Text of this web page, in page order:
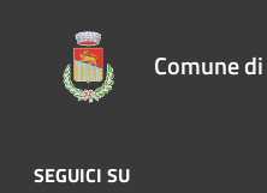
Comune
SEGUICI SU